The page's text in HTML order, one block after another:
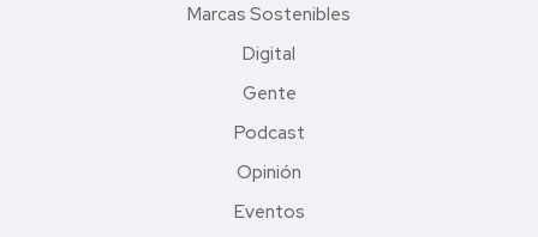
Marcas Sostenibles
Digital
Gente
Podcast
Opinión
Eventos